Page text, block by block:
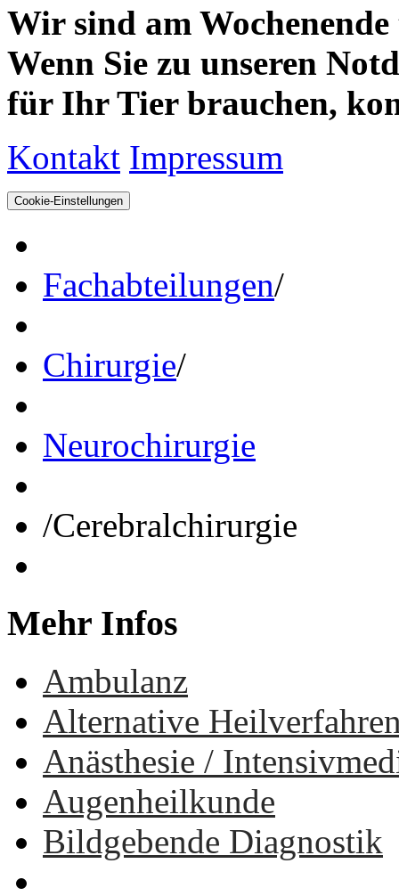
Wir sind am
Wenn Sie zu unseren
für Ihr Tier brauchen,
Kontakt Impressum
Cookie-Einstellungen
Fachabteilungen/
Chirurgie/
Neurochirurgie
/Cerebralchirurgie
Mehr Infos
Ambulanz
Alternative
Anästhesie /
Augenheilkunde
Bildgebende Diagnostik